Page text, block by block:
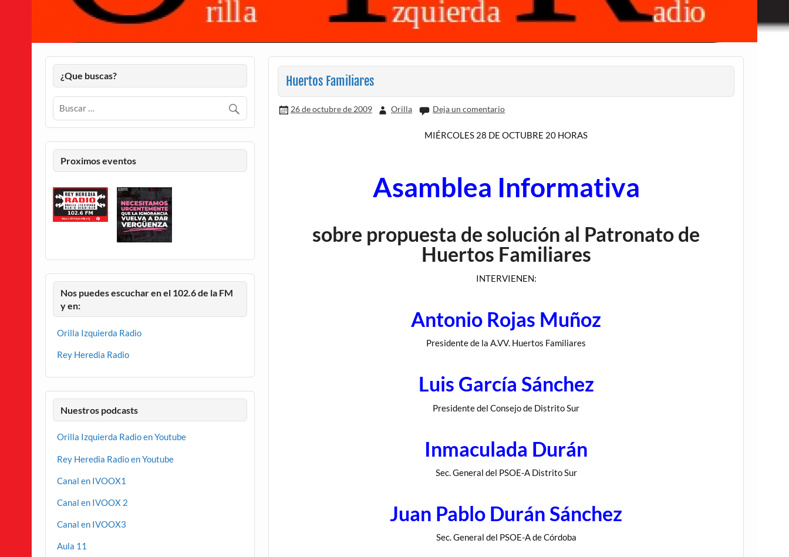
Huertos Familiares
26 de octubre de 2009 Orilla Deja un comentario
MIÉRCOLES 28 DE OCTUBRE 20 HORAS
Asamblea Informativa
sobre propuesta de solución al Patronato de
Huertos Familiares
INTERVIENEN:
Antonio Rojas Muñoz
Presidente de la A.VV. Huertos Familiares
Luis García Sánchez
Presidente del Consejo de Distrito Sur
Inmaculada Durán
Sec. General del PSOE-A Distrito Sur
Juan Pablo Durán Sánchez
Sec. General del PSOE-A de Córdoba
¿Que buscas?
Proximos eventos
Nos puedes escuchar en el 102.6 de la FM
y en:
Orilla Izquierda Radio
Rey Heredia Radio
Nuestros podcasts
Orilla Izquierda Radio en Youtube
Rey Heredia Radio en Youtube
Canal en IVOOX1
Canal en IVOOX 2
Canal en IVOOX3
Aula 11